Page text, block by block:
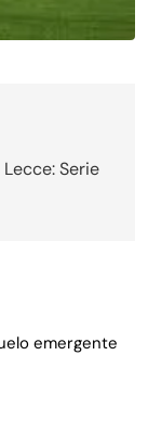
Serie
emergente